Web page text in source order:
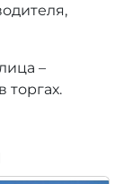
–
торгах.